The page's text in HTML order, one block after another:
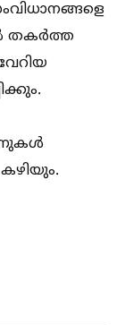
തകർത്ത